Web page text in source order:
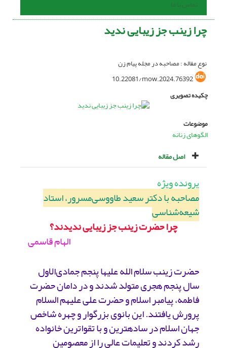
تماس با ما
چرا زینب جز زیبایی ندید
نوع مقاله : مصاحبه در مجله پیام زن
10.22081/mow.2024.76392
چکیده تصویری
موضوعات
الگوهای زنانه
اصل مقاله
پرونده ویژه
مصاحبه با دکتر سعید طاووسی‌مسرور، استاد
شیعه‌شناسی
چرا حضرت زینب جز زیبایی ندیدند؟
الهام قاسمی
حضرت زینب سلام الله علیها پنجم جمادی‌الاول
سال پنجم هجری متولد شدند و در دامان حضرت
فاطمه، پیامبر اسلام و حضرت علی علیهم السلام
پرورش یافتند. این بانوی بزرگوار و چهره شاخص
جهان اسلام در ساده‏ترین و با تقواترین خانواده
رشد کردند و‏ تعلیمات عالی را از معصومین